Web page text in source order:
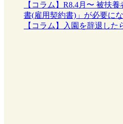
【コラム】R8.4月〜 被扶
書(雇用契約書)」が必要に
【コラム】入園を辞退し